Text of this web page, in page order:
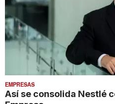
EMPRESAS
Así se consolida Nestlé